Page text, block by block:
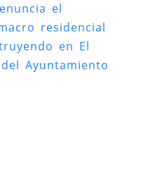
el
residencial
en El
Ayuntamiento